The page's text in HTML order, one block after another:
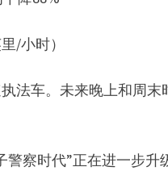
/小时）
法车。未来晚上和周
察时代”正在进一步